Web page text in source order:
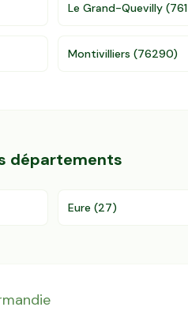
Le Grand-Quevilly (
Montivilliers (76290)
départements
Eure (27)